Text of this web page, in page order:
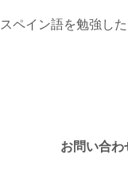
スペイン語を勉強し
お問い合わ